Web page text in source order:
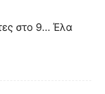
στο 9… Έλα